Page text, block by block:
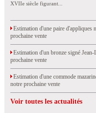
XVIIe siècle figurant...
Estimation d'une paire d'appliques
prochaine vente
Estimation d'un bronze signé Jean-
prochaine vente
Estimation d'une commode
notre prochaine vente
Voir toutes les actualités